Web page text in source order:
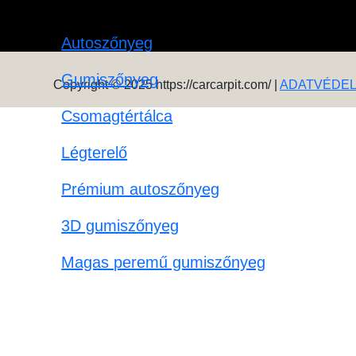
Autoszőnyeg
Gumiszőnyeg
Csomagtértálca
Légterelő
Prémium autoszőnyeg
3D gumiszőnyeg
Magas peremű gumiszőnyeg
Copyright © 2025 https://carcarpit.com/ |